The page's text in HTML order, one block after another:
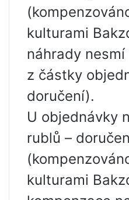
kulturami
náhrady
z částky
doručení).
U objednávky
rublů –
kulturami